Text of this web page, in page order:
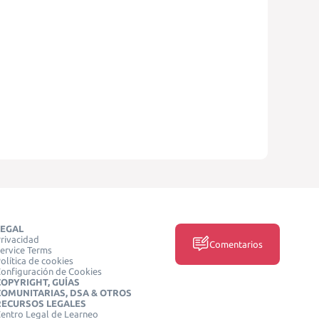
Terms
de cookies
de Cookies
GUÍAS
DSA & OTROS
LEGALES
Legal de Learneo
Comentarios